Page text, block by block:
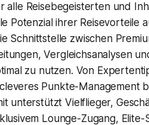
alle Reisebegeisterten und
Potenzial ihrer Reisevorteile
Schnittstelle zwischen
Vergleichsanalysen
zu nutzen. Von
Punkte-Management
unterstützt Vielflieger,
Lounge-Zugang,